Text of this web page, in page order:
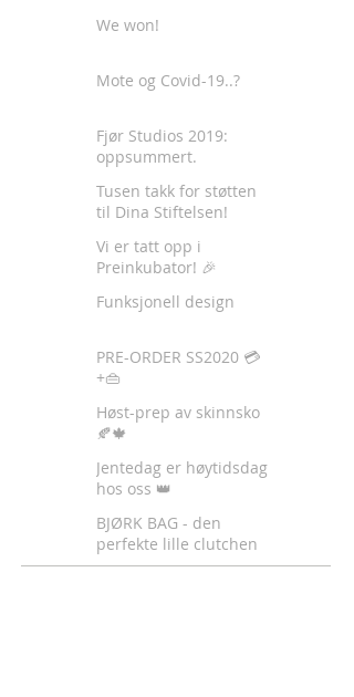
We won!
Mote og Covid-19..?
Fjør Studios 2019:
oppsummert.
Tusen takk for støtten
til Dina Stiftelsen!
Vi er tatt opp i
Preinkubator! 🎉
Funksjonell design
PRE-ORDER SS2020 💳
+👜
Høst-prep av skinnsko
🍂🍁
Jentedag er høytidsdag
hos oss 👑
BJØRK BAG - den
perfekte lille clutchen
✈️